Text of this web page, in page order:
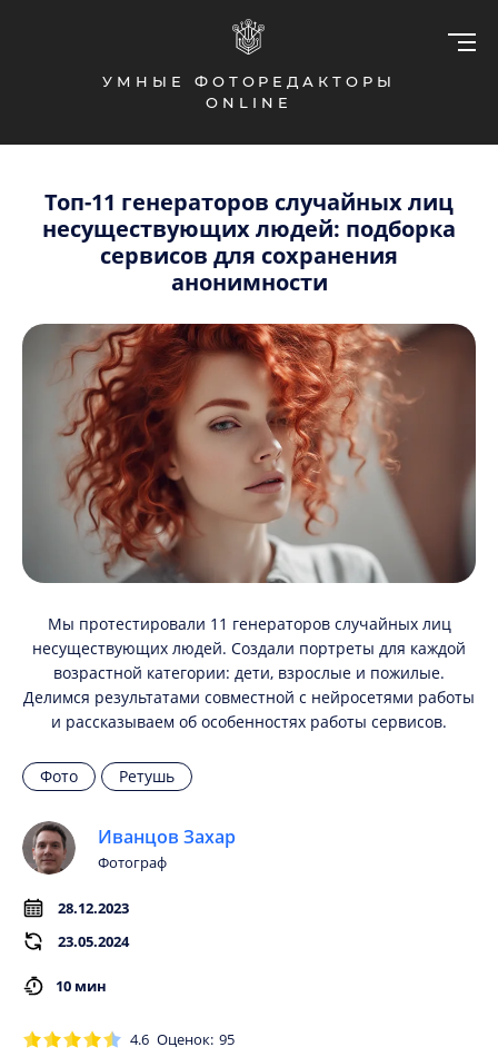
УМНЫЕ ФОТОРЕДАКТОРЫ
ONLINE
Топ-11 генераторов случайных лиц
несуществующих людей: подборка
сервисов для сохранения
анонимности
Мы протестировали 11 генераторов случайных лиц
несуществующих людей. Создали портреты для каждой
возрастной категории: дети, взрослые и пожилые.
Делимся результатами совместной с нейросетями работы
и рассказываем об особенностях работы сервисов.
Фото Ретушь
Иванцов Захар
Фотограф
28.12.2023
23.05.2024
10 мин
4.6 Оценок: 95